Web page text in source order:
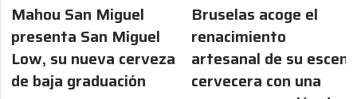
Mahou San Miguel
presenta San Miguel
Low, su nueva cerveza
de baja graduación
Bruselas acoge el
renacimiento
artesanal de su escena
cervecera con una